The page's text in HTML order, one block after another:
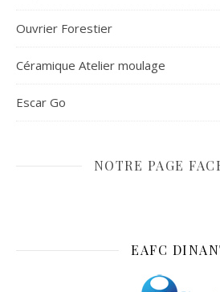
Ouvrier Forestier
Céramique Atelier moulage
Escar Go
NOTRE PAGE
EAFC